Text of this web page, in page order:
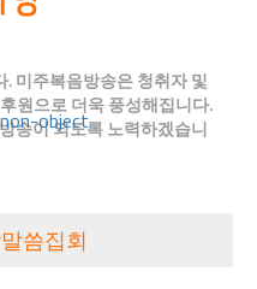
object
미주복음방송은 청취자 및
원으로 더욱 풍성해집니다.
송이 되도록 노력하겠습니
씀집회